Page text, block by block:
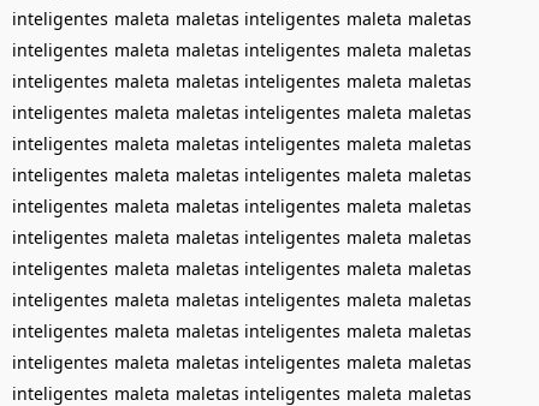
inteligentes maleta maletas inteligentes maleta maletas
inteligentes maleta maletas inteligentes maleta maletas
inteligentes maleta maletas inteligentes maleta maletas
inteligentes maleta maletas inteligentes maleta maletas
inteligentes maleta maletas inteligentes maleta maletas
inteligentes maleta maletas inteligentes maleta maletas
inteligentes maleta maletas inteligentes maleta maletas
inteligentes maleta maletas inteligentes maleta maletas
inteligentes maleta maletas inteligentes maleta maletas
inteligentes maleta maletas inteligentes maleta maletas
inteligentes maleta maletas inteligentes maleta maletas
inteligentes maleta maletas inteligentes maleta maletas
inteligentes maleta maletas inteligentes maleta maletas